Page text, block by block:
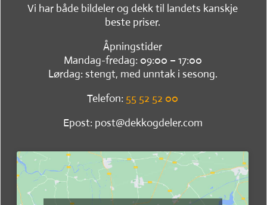
Vi har både bildeler og dekk til landets kanskje
beste priser.
Åpningstider
Mandag-fredag: 09:00 – 17:00
Lørdag: stengt, med unntak i sesong.
Telefon: 55 52 52 00
Epost: post@dekkogdeler.com